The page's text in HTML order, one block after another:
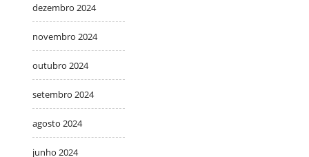
dezembro 2024
novembro 2024
outubro 2024
setembro 2024
agosto 2024
junho 2024